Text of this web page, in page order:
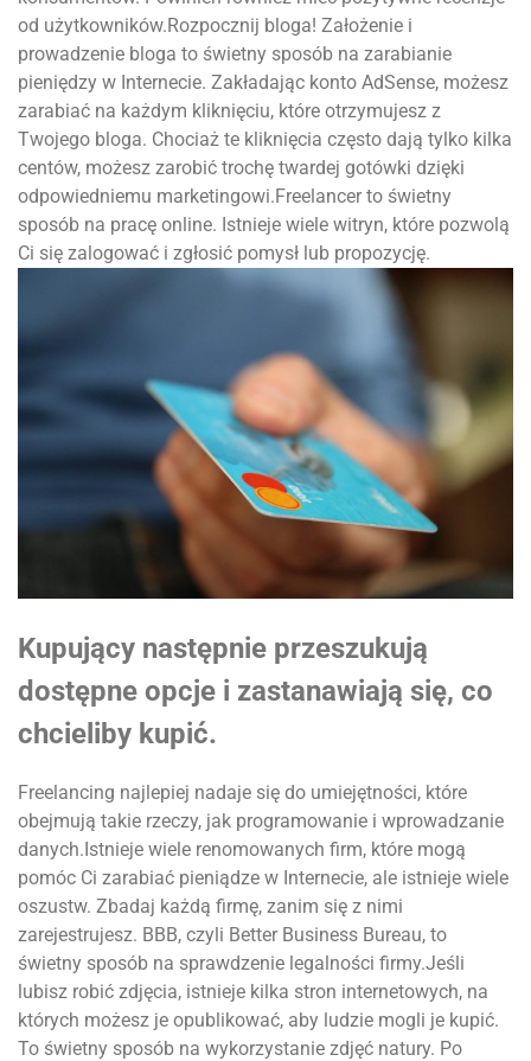
od użytkowników.Rozpocznij bloga! Założenie i
prowadzenie bloga to świetny sposób na zarabianie
pieniędzy w Internecie. Zakładając konto AdSense, możesz
zarabiać na każdym kliknięciu, które otrzymujesz z
Twojego bloga. Chociaż te kliknięcia często dają tylko kilka
centów, możesz zarobić trochę twardej gotówki dzięki
odpowiedniemu marketingowi.Freelancer to świetny
sposób na pracę online. Istnieje wiele witryn, które pozwolą
Ci się zalogować i zgłosić pomysł lub propozycję.
Kupujący następnie przeszukują
dostępne opcje i zastanawiają się, co
chcieliby kupić.
Freelancing najlepiej nadaje się do umiejętności, które
obejmują takie rzeczy, jak programowanie i wprowadzanie
danych.Istnieje wiele renomowanych firm, które mogą
pomóc Ci zarabiać pieniądze w Internecie, ale istnieje wiele
oszustw. Zbadaj każdą firmę, zanim się z nimi
zarejestrujesz. BBB, czyli Better Business Bureau, to
świetny sposób na sprawdzenie legalności firmy.Jeśli
lubisz robić zdjęcia, istnieje kilka stron internetowych, na
których możesz je opublikować, aby ludzie mogli je kupić.
To świetny sposób na wykorzystanie zdjęć natury. Po